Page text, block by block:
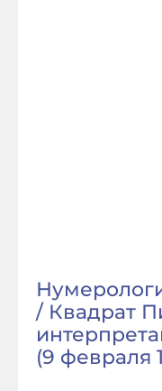
/ Квадрат
(9 февраля